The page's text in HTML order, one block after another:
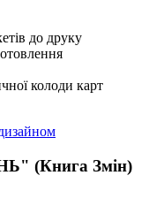
до друку
колоди карт
(Книга Змін)